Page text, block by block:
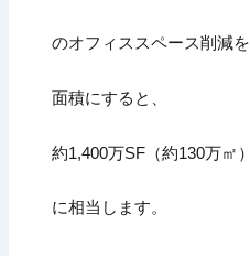
のオフィススペース削減
面積にすると、
約1,400万SF（約130万㎡）
に相当します。